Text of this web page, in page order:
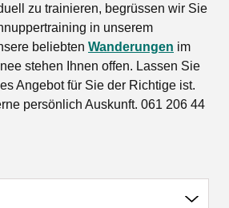
zu trainieren, begrüssen wir Sie
in unserem
beliebten Wanderungen im
stehen Ihnen offen. Lassen Sie
Angebot für Sie der Richtige ist.
persönlich Auskunft. 061 206 44